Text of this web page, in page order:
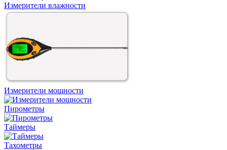
Измерители влажности
Измерители мощности
Пирометры
Таймеры
Тахометры